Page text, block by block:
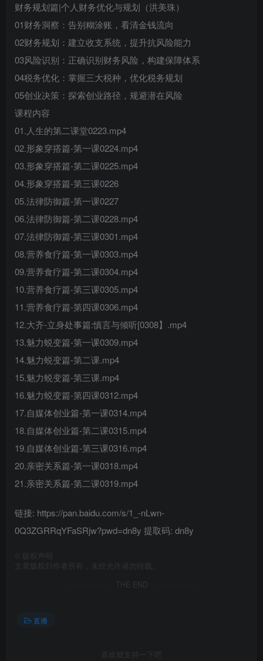
财务规划篇|个人财务优化与规划（洪美珠）
01财务洞察：告别糊涂账，看清金钱流向
02财务规划：建立收支系统，提升抗风险能力
03风险识别：正确识别财务风险，构建保障体系
04税务优化：掌握三大税种，优化税务规划
05创业决策：探索创业路径，规避潜在风险
课程内容
01.人生的第二课堂0223.mp4
02.形象穿搭篇-第一课0224.mp4
03.形象穿搭篇-第二课0225.mp4
04.形象穿搭篇-第三课0226
05.法律防御篇-第一课0227
06.法律防御篇-第二课0228.mp4
07.法律防御篇-第三课0301.mp4
08.营养食疗篇-第一课0303.mp4
09.营养食疗篇-第二课0304.mp4
10.营养食疗篇-第三课0305.mp4
11.营养食疗篇-第四课0306.mp4
12.大齐-立身处事篇:慎言与倾听[0308】.mp4
13.魅力蜕变篇-第一课0309.mp4
14.魅力蜕变篇-第二课.mp4
15.魅力蜕变篇-第三课.mp4
16.魅力蜕变篇-第四课0312.mp4
17.自媒体创业篇-第一课0314.mp4
18.自媒体创业篇-第二课0315.mp4
19.自媒体创业篇-第三课0316.mp4
20.亲密关系篇-第一课0318.mp4
21.亲密关系篇-第二课0319.mp4
链接: https://pan.baidu.com/s/1_-nLwn-
0Q3ZGRRqYFaSRjw?pwd=dn8y 提取码: dn8y
版权声明
文章版权归作者所有，未经允许请勿转载。
THE END
直播
喜欢就支持一下吧